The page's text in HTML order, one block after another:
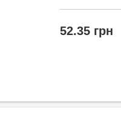
52.35 грн